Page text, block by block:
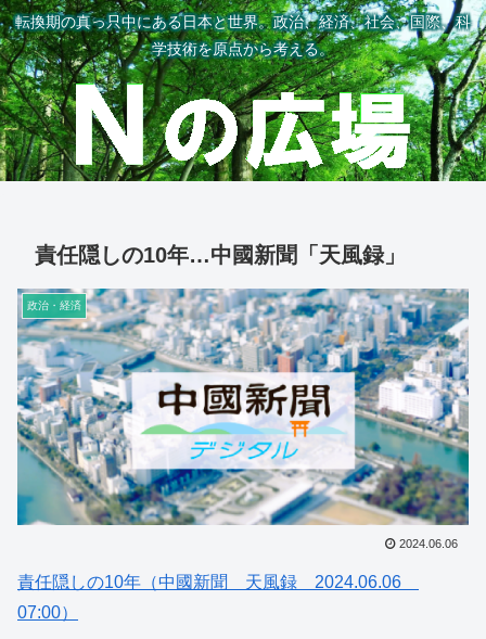
転換期の真っ只中にある日本と世界。政治、経済、社会、国際、科
学技術を原点から考える。
責任隠しの10年…中國新聞「天風録」
政治・経済
2024.06.06
責任隠しの10年（中國新聞 天風録 2024.06.06
07:00）